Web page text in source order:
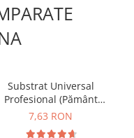
Substrat Universal
Profesional (Pământ
Premium) - 5 L
7,63 RON